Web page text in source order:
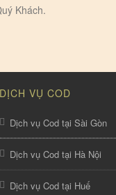
Khách.
DỊCH VỤ COD
Dịch vụ Cod tại Sài Gòn
Dịch vụ Cod tại Hà Nội
Dịch vụ Cod tại Huế